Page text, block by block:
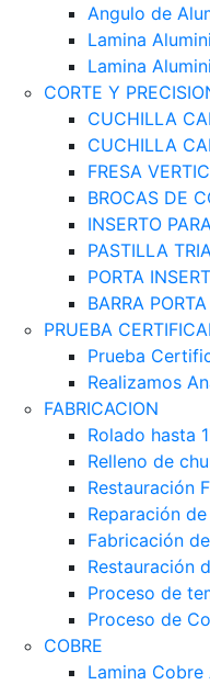
Angulo de
Lamina
Lamina
CORTE Y
CUCHILLA
CUCHILLA
FRESA
BROCAS DE
INSERTO
PASTILLA
PORTA
BARRA
PRUEBA
Prueba
Realizamos
FABRICACION
Rolado hasta
Relleno de
Restauración
Reparación
Fabricación
Restauración
Proceso de
Proceso de
COBRE
Lamina